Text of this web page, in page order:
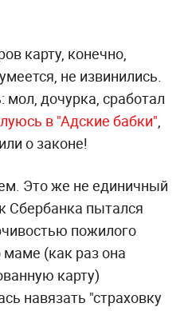
карту, конечно,
не извинились.
дочурка, сработал
в "Адские бабки",
о законе!
Это же не единичный
Сбербанка пытался
пожилого
(как раз она
карту)
навязать "страховку